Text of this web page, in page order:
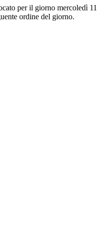
per il giorno mercoledì 11
ordine del giorno.